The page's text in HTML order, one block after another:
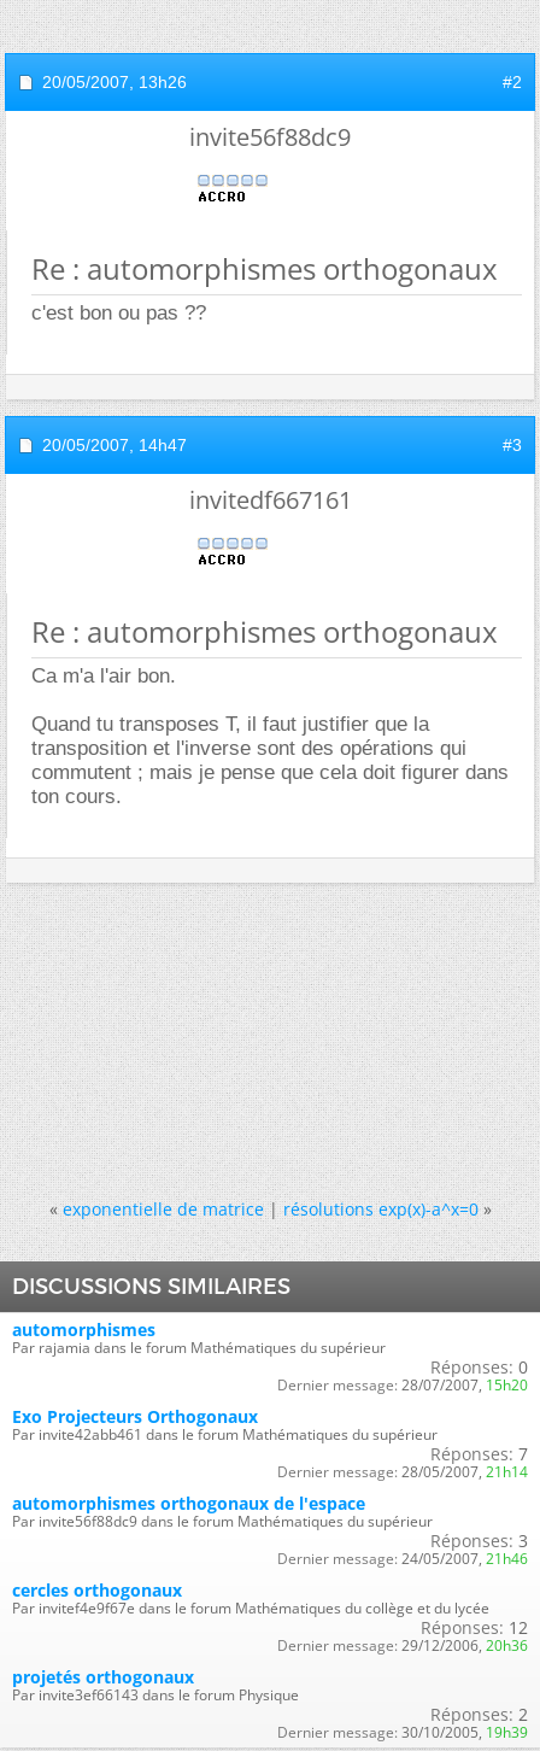
20/05/2007, 13h26 #2
invite56f88dc9
Re : automorphismes orthogonaux
c'est bon ou pas ??
20/05/2007, 14h47 #3
invitedf667161
Re : automorphismes orthogonaux
Ca m'a l'air bon.
Quand tu transposes T, il faut justifier que la
transposition et l'inverse sont des opérations qui
commutent ; mais je pense que cela doit figurer dans
ton cours.
« exponentielle de matrice|résolutions exp(x)-a^x=0 »
DISCUSSIONS SIMILAIRES
automorphismes
Par rajamia dans le forum Mathématiques du supérieur
Réponses: 0
Dernier message: 28/07/2007, 15h20
Exo Projecteurs Orthogonaux
Par invite42abb461 dans le forum Mathématiques du supérieur
Réponses: 7
Dernier message: 28/05/2007, 21h14
automorphismes orthogonaux de l'espace
Par invite56f88dc9 dans le forum Mathématiques du supérieur
Réponses: 3
Dernier message: 24/05/2007, 21h46
cercles orthogonaux
Par invitef4e9f67e dans le forum Mathématiques du collège et du lycée
Réponses: 12
Dernier message: 29/12/2006, 20h36
projetés orthogonaux
Par invite3ef66143 dans le forum Physique
Réponses: 2
Dernier message: 30/10/2005, 19h39